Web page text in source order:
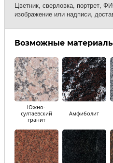
Цветник, сверловка, портрет,
изображение или надписи,
Возможные
Южно-
султаевский
гранит
Амфиболит